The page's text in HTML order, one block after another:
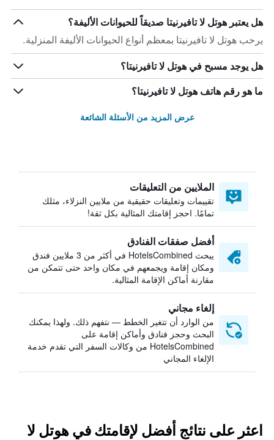
هل يعتبر هوتل لا تافيرنيتا صديقاً للحيوانات الأليفة؟
يرحب هوتل لا تافيرنيتا بمعظم أنواع الحيوانات الأليفة المنزلية.
هل يوجد مسبح في هوتل لا تافيرنيتا؟
ما هو رقم هاتف هوتل لا تافيرنيتا؟
عرض المزيد من الأسئلة الشائعة
الملايين من التعليقات
تقييمات وتعليقات حقيقية من ملايين النزلاء، مثلك
تمامًا. احجز إقامتك المثالية بكل ثقة!
أفضل صفقات الفنادق
يبحث HotelsCombined في أكثر من 3 ملايين فندق
ومكان إقامة ويجمعهم في مكان واحد حتى تتمكن من
مقارنة أماكن الإقامة المثالية.
إلغاء مجاني
من الوارد أن تتغير الخطط — نتفهم ذلك. ولهذا يمكنك
البحث وحجز فنادق وأماكن إقامة على
HotelsCombined من وكالات السفر التي تقدم خدمة
الإلغاء المجاني
اعثر على نتائج أفضل لإقامتك في هوتل لا